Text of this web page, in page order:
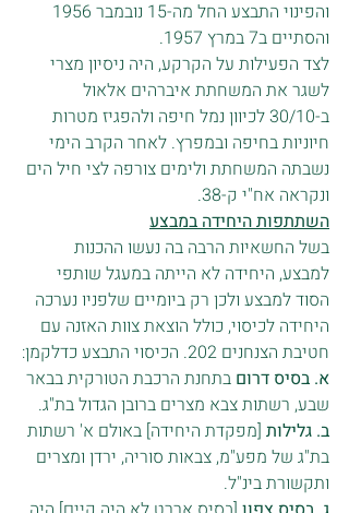
והסתיים ב7 במרץ 1957.
לצד הפעילות על הקרקע, היה ניסיון מצרי
לשגר את המשחתת איברהים אלאול
ב-30/10 לכיוון נמל חיפה ולהפגיז מטרות
חיוניות בחיפה ובמפרץ. לאחר הקרב הימי
נשבתה המשחתת ולימים צורפה לצי חיל הים
ונקראה אח"י ק-38.
השתתפות היחידה במבצע
בשל החשאיות הרבה בה נעשו ההכנות
למבצע, היחידה לא הייתה במעגל שותפי
הסוד למבצע ולכן רק ביומיים שלפניו נערכה
היחידה לכיסוי, כולל הוצאת צוות האזנה עם
חטיבת הצנחנים 202. הכיסוי התבצע כדלקמן:
א. בסיס דרום בתחנת הרכבת הטורקית בבאר
שבע, רשתות צבא מצרים ברובן הגדול בת"ג.
ב. גלילות [מפקדת היחידה] באולם א' רשתות
בת"ג של מפע"מ, צבאות סוריה, ירדן ומצרים
ותקשורת בינ"ל.